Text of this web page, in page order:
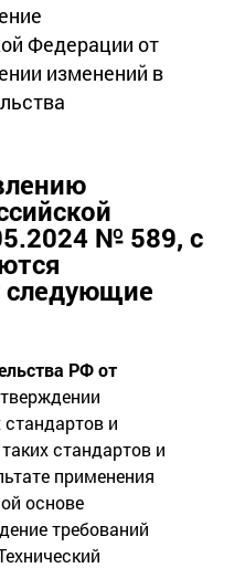
Федерации от
изменений в
№ 589, с
следующие
РФ от
и
стандартов и
применения
основе
требований